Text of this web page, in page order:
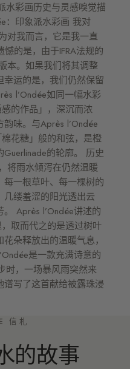
水彩画历史与灵感嗅觉描
：印象派水彩画 我对
对我而言，它是我一直
憾的是，由于IFRA法规的
本。如果我们将其调整
运的是，我们仍然保留
l’Ondée如同一幅水彩
感的作品」，深沉而浓
味。与Après l’Ondée
棉花糖」般的和弦，是橙
的轮廓。 历史
将雨水倾泻在仍然温暖
一根草叶、每一棵树的
缕羞涩的阳光透出云
Après l’Ondée讲述的
取而代之的是透过树叶
朵释放出的温暖气息，
是一款充满诗意的
时，一场暴风雨突然来
写了这首献给被露珠浸
信札
的故事